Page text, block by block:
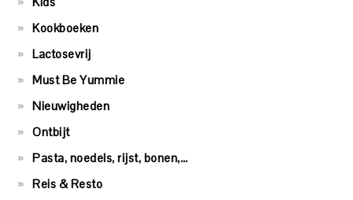
Kookboeken
Lactosevrij
Must Be Yummie
Nieuwigheden
Ontbijt
Pasta, noedels, rijst, bonen,…
Reis & Resto